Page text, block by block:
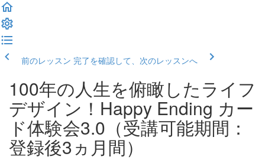
前のレッスン 完了を確認して、次のレッスンへ
100年の人生を俯瞰したライフ
デザイン！Happy Ending カー
ド体験会3.0（受講可能期間：
登録後3ヵ月間）